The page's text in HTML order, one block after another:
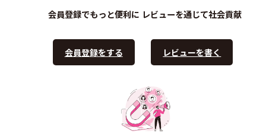
会員登録でもっと便利に
会員登録をする
レビューを通じて社会貢献
レビューを書く